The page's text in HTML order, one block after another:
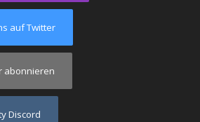
auf Twitter
abonnieren
Discord